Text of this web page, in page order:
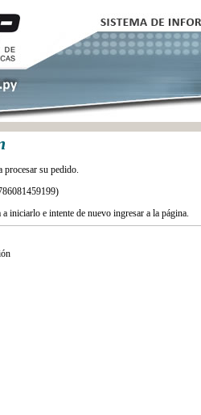
procesar su pedido.
iniciarlo e intente de nuevo ingresar a la página.